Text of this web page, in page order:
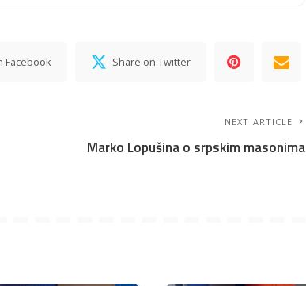
Facebook Share on Twitter
NEXT ARTICLE
Marko Lopušina o srpskim masonima